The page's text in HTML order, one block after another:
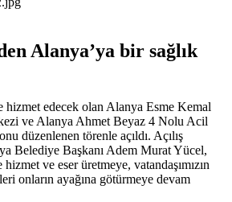
Alanya’ya bir sağlık
edecek olan Alanya Esme Kemal
ve Alanya Ahmet Beyaz 4 Nolu Acil
düzenlenen törenle açıldı. Açılış
Belediye Başkanı Adem Murat Yücel,
ve eser üretmeye, vatandaşımızın
onların ayağına götürmeye devam